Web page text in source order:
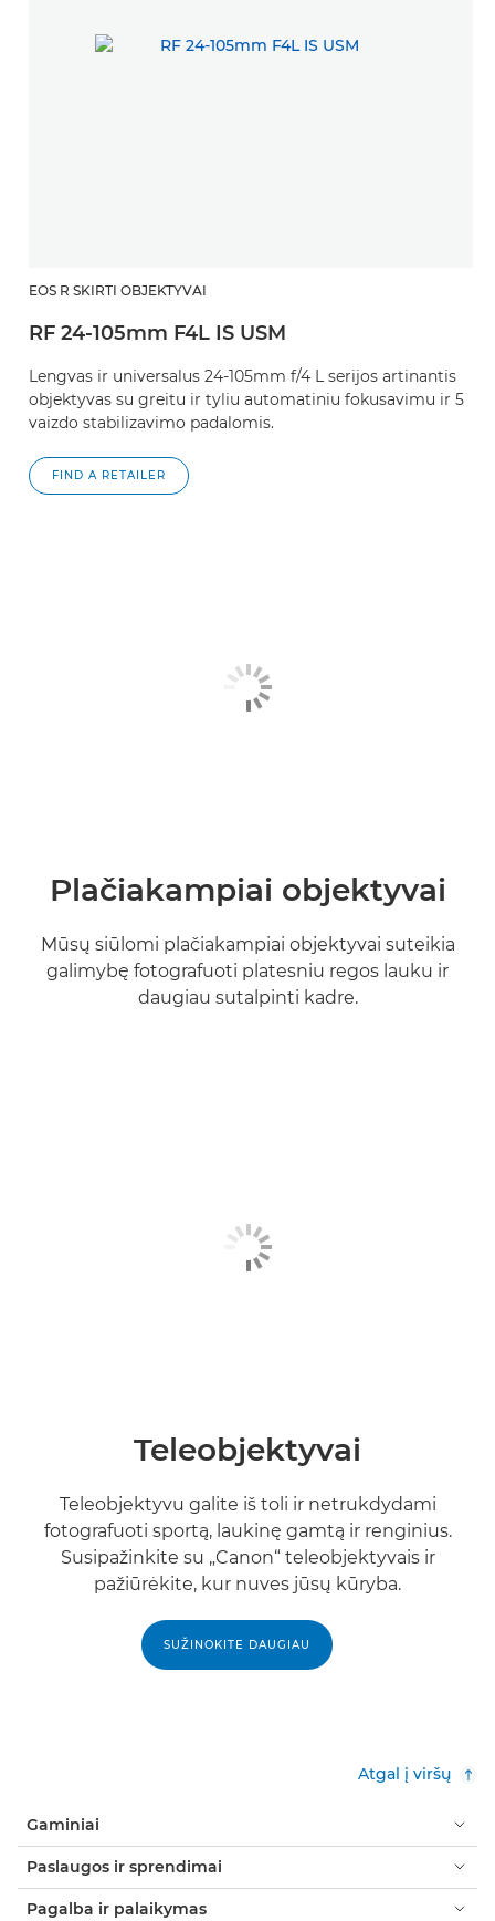
EOS R SKIRTI OBJEKTYVAI
RF 24-105mm F4L IS USM
Lengvas ir universalus 24-105mm f/4 L serijos artinantis
objektyvas su greitu ir tyliu automatiniu fokusavimu ir 5
vaizdo stabilizavimo padalomis.
FIND A RETAILER
Plačiakampiai objektyvai
Mūsų siūlomi plačiakampiai objektyvai suteikia
galimybę fotografuoti platesniu regos lauku ir
daugiau sutalpinti kadre.
Teleobjektyvai
Teleobjektyvu galite iš toli ir netrukdydami
fotografuoti sportą, laukinę gamtą ir renginius.
Susipažinkite su „Canon“ teleobjektyvais ir
pažiūrėkite, kur nuves jūsų kūryba.
SUŽINOKITE DAUGIAU
Atgal į viršų
Gaminiai
Paslaugos ir sprendimai
Pagalba ir palaikymas